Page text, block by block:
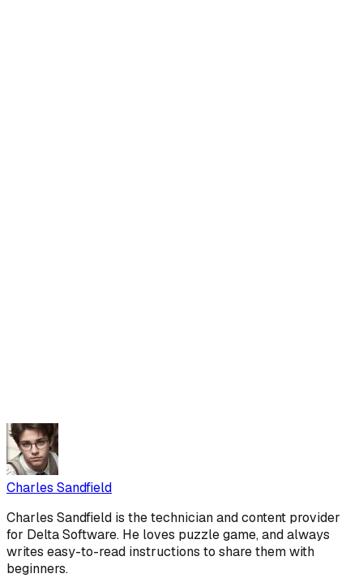
Charles Sandfield
Charles Sandfield is the technician and content provider
for Delta Software. He loves puzzle game, and always
writes easy-to-read instructions to share them with
beginners.